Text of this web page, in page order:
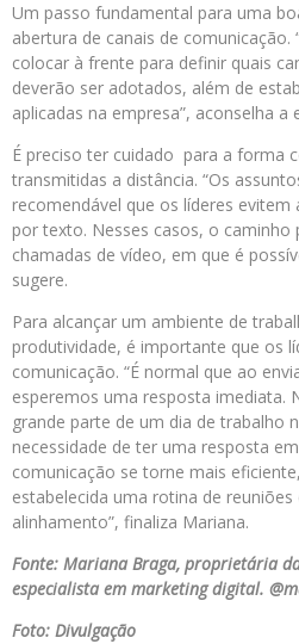
Um passo fundamental para uma
abertura de canais de comunicação.
colocar à frente para definir quais
deverão ser adotados, além de
aplicadas na empresa”, aconselha a
É preciso ter cuidado para a forma
transmitidas a distância. “Os
recomendável que os líderes
por texto. Nesses casos, o caminho
chamadas de vídeo, em que é
sugere.
Para alcançar um ambiente de
produtividade, é importante que os
comunicação. “É normal que ao
esperemos uma resposta imediata.
grande parte de um dia de trabalho
necessidade de ter uma resposta
comunicação se torne mais
estabelecida uma rotina de
alinhamento”, finaliza Mariana.
Fonte: Mariana Braga, proprietária
especialista em marketing digital.
Foto: Divulgação